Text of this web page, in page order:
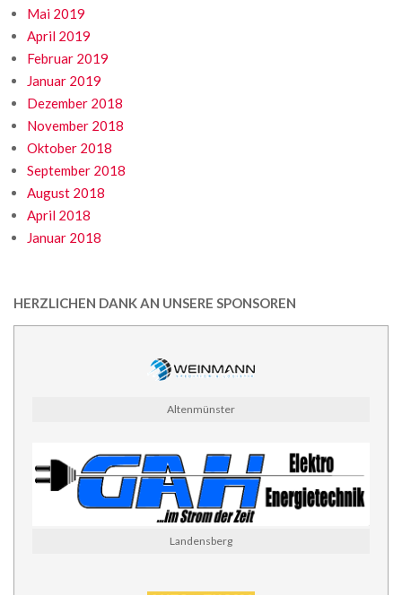
Mai 2019
April 2019
Februar 2019
Januar 2019
Dezember 2018
November 2018
Oktober 2018
September 2018
August 2018
April 2018
Januar 2018
HERZLICHEN DANK AN UNSERE SPONSOREN
Altenmünster
Landensberg